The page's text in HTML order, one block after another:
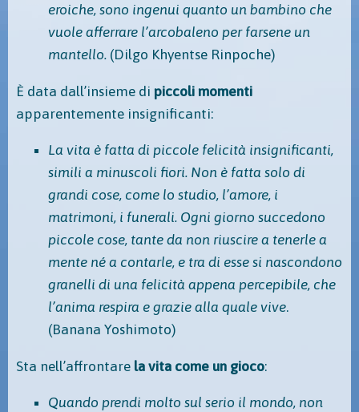
eroiche, sono ingenui quanto un bambino che
vuole afferrare l’arcobaleno per farsene un
mantello. (Dilgo Khyentse Rinpoche)
È data dall’insieme di piccoli momenti
apparentemente insignificanti:
La vita è fatta di piccole felicità insignificanti,
simili a minuscoli fiori. Non è fatta solo di
grandi cose, come lo studio, l’amore, i
matrimoni, i funerali. Ogni giorno succedono
piccole cose, tante da non riuscire a tenerle a
mente né a contarle, e tra di esse si nascondono
granelli di una felicità appena percepibile, che
l’anima respira e grazie alla quale vive.
(Banana Yoshimoto)
Sta nell’affrontare la vita come un gioco:
Quando prendi molto sul serio il mondo, non